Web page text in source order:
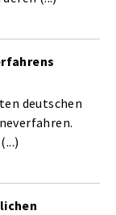
deutschen